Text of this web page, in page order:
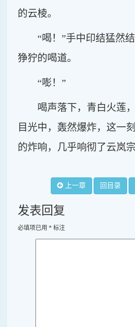
的云棱。
“喝！”手中印结猛然
狰狞的喝道。
“嘭！”
喝声落下，青白火莲
目光中，轰然爆炸，这一
的炸响，几乎响彻了云岚
上一章 回目录
发表回复
必填项已用 * 标注